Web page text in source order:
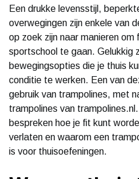
Een drukke levensstijl,
overwegingen zijn enkele van
op zoek zijn naar manieren
sportschool te gaan. Gelukkig
bewegingsopties die je thuis
conditie te werken. Een van
gebruik van trampolines, met
trampolines van
bespreken hoe je fit kunt
verlaten en waarom een
is voor thuisoefeningen.